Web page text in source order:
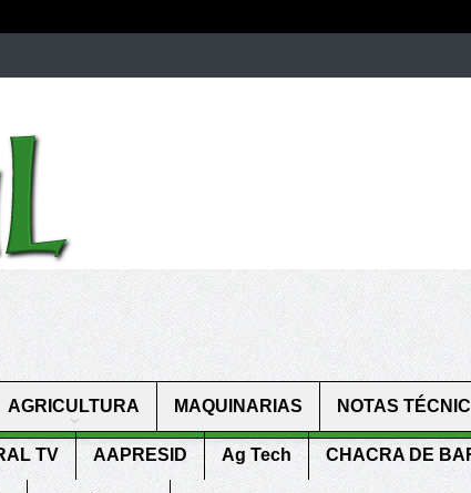
https://reallydiamond.com/
AGRICULTURA MAQUINARIAS NOTAS
TV AAPRESID Ag Tech CHACRA DE